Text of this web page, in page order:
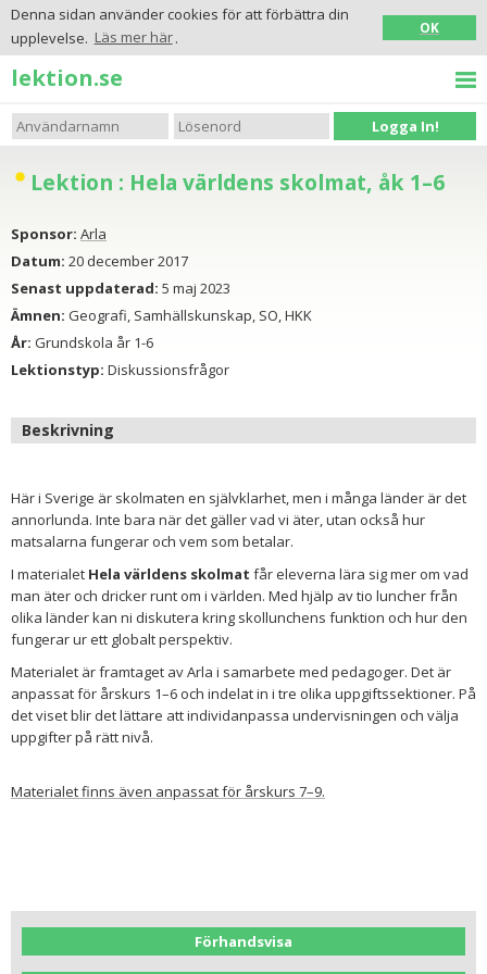
Denna sidan använder cookies för att förbättra din
upplevelse. Läs mer här.
OK
lektion.se
Logga In!
Lektion : Hela världens skolmat, åk 1–6
Sponsor: Arla
Datum: 20 december 2017
Senast uppdaterad: 5 maj 2023
Ämnen: Geografi, Samhällskunskap, SO, HKK
År: Grundskola år 1-6
Lektionstyp: Diskussionsfrågor
Beskrivning
Här i Sverige är skolmaten en självklarhet, men i många länder är det
annorlunda. Inte bara när det gäller vad vi äter, utan också hur
matsalarna fungerar och vem som betalar.
I materialet Hela världens skolmat får eleverna lära sig mer om vad
man äter och dricker runt om i världen. Med hjälp av tio luncher från
olika länder kan ni diskutera kring skollunchens funktion och hur den
fungerar ur ett globalt perspektiv.
Materialet är framtaget av Arla i samarbete med pedagoger. Det är
anpassat för årskurs 1–6 och indelat in i tre olika uppgiftssektioner. På
det viset blir det lättare att individanpassa undervisningen och välja
uppgifter på rätt nivå.
Materialet finns även anpassat för årskurs 7–9.
Förhandsvisa